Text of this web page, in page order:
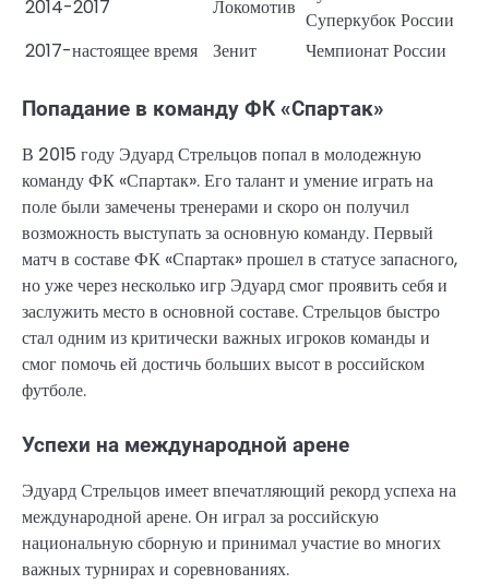
2014-2017
Локомотив
Суперкубок России
2017-настоящее время
Зенит Чемпионат России
Попадание в команду ФК «Спартак»
В 2015 году Эдуард Стрельцов попал в молодежную
команду ФК «Спартак». Его талант и умение играть на
поле были замечены тренерами и скоро он получил
возможность выступать за основную команду. Первый
матч в составе ФК «Спартак» прошел в статусе запасного,
но уже через несколько игр Эдуард смог проявить себя и
заслужить место в основной составе. Стрельцов быстро
стал одним из критически важных игроков команды и
смог помочь ей достичь больших высот в российском
футболе.
Успехи на международной арене
Эдуард Стрельцов имеет впечатляющий рекорд успеха на
международной арене. Он играл за российскую
национальную сборную и принимал участие во многих
важных турнирах и соревнованиях.